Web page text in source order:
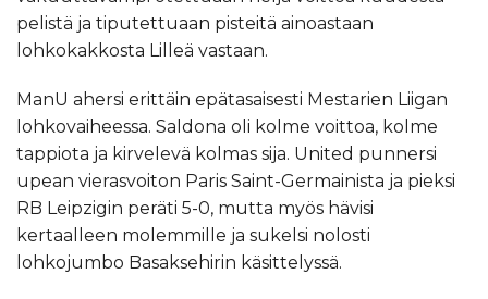
pelistä ja tiputettuaan pisteitä ainoastaan
lohkokakkosta Lilleä vastaan.
ManU ahersi erittäin epätasaisesti Mestarien Liigan
lohkovaiheessa. Saldona oli kolme voittoa, kolme
tappiota ja kirvelevä kolmas sija. United punnersi
upean vierasvoiton Paris Saint-Germainista ja pieksi
RB Leipzigin peräti 5-0, mutta myös hävisi
kertaalleen molemmille ja sukelsi nolosti
lohkojumbo Basaksehirin käsittelyssä.